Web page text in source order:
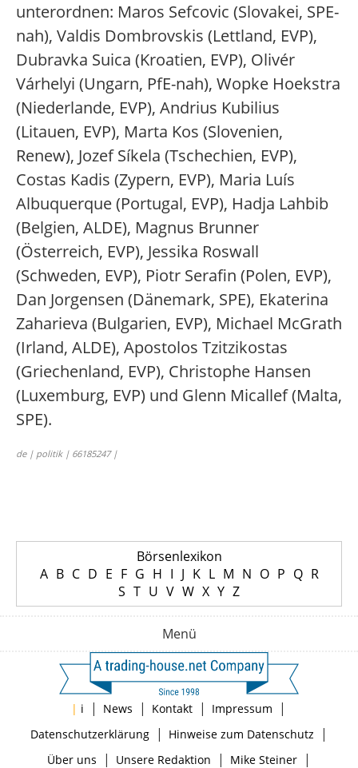
unterordnen: Maros Sefcovic (Slovakei, SPE-
nah), Valdis Dombrovskis (Lettland, EVP),
Dubravka Suica (Kroatien, EVP), Olivér
Várhelyi (Ungarn, PfE-nah), Wopke Hoekstra
(Niederlande, EVP), Andrius Kubilius
(Litauen, EVP), Marta Kos (Slovenien,
Renew), Jozef Síkela (Tschechien, EVP),
Costas Kadis (Zypern, EVP), Maria Luís
Albuquerque (Portugal, EVP), Hadja Lahbib
(Belgien, ALDE), Magnus Brunner
(Österreich, EVP), Jessika Roswall
(Schweden, EVP), Piotr Serafin (Polen, EVP),
Dan Jorgensen (Dänemark, SPE), Ekaterina
Zaharieva (Bulgarien, EVP), Michael McGrath
(Irland, ALDE), Apostolos Tzitzikostas
(Griechenland, EVP), Christophe Hansen
(Luxemburg, EVP) und Glenn Micallef (Malta,
SPE).
de | politik | 66185247 |
Börsenlexikon
A B C D E F G H I J K L M N O P Q R
S T U V W X Y Z
Menü
| i | News | Kontakt | Impressum |
Datenschutzerklärung| Hinweise zum Datenschutz |
Über uns | Unsere Redaktion | Mike Steiner|